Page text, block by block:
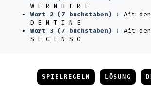
W E R N H E R E
Wort 2 (7 buchstaben) :
Ait
D E N T I N E
Wort 3 (7 buchstaben) :
Ait
S E G E N S Ö
SPIELREGELN LÖSUNG